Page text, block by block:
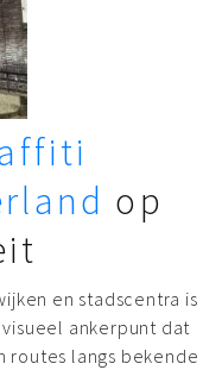
op
en stadscentra is
ankerpunt dat
routes langs bekende